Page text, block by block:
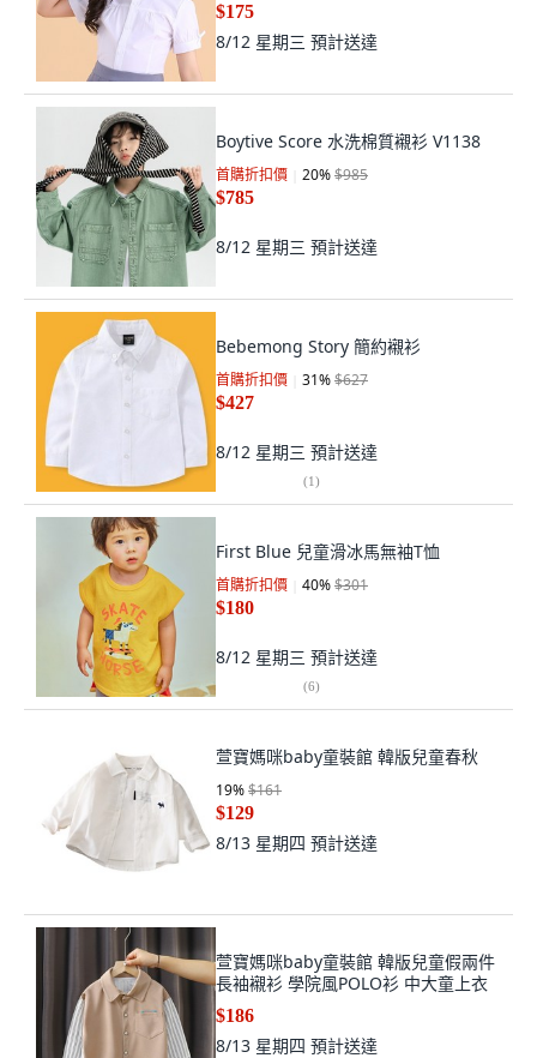
$175
8/12 星期三 預計送達
Boytive Score 水洗棉質襯衫 V1138
首購折扣價 20%$985
$785
8/12 星期三 預計送達
Bebemong Story 簡約襯衫
首購折扣價 31%$627
$427
8/12 星期三 預計送達
(1)
First Blue 兒童滑冰馬無袖T恤
首購折扣價 40%$301
$180
8/12 星期三 預計送達
(6)
萱寶媽咪baby童裝館 韓版兒童春秋
19%$161
$129
8/13 星期四 預計送達
萱寶媽咪baby童裝館 韓版兒童假兩件
長袖襯衫 學院風POLO衫 中大童上衣
$186
8/13 星期四 預計送達